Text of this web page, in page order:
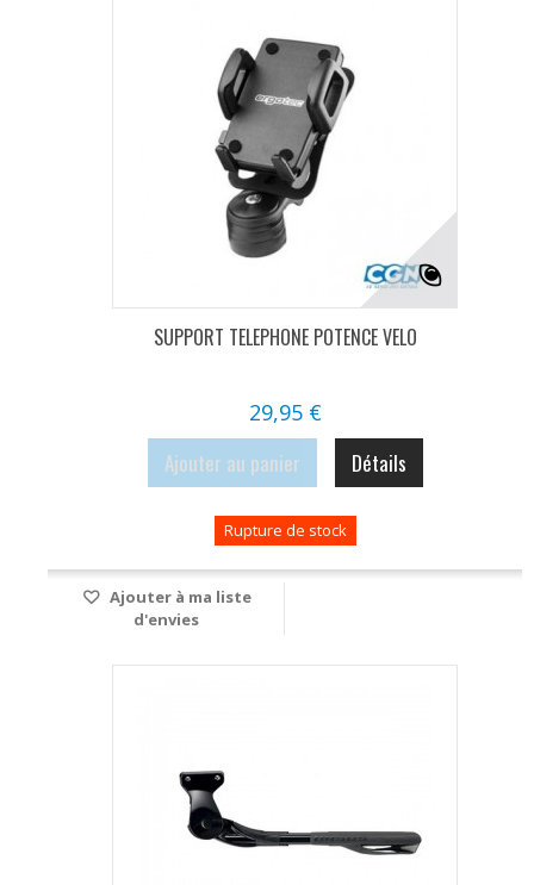
SUPPORT TELEPHONE POTENCE VELO
29,95 €
Ajouter au panier Détails
Rupture de stock
Ajouter à ma liste
d'envies